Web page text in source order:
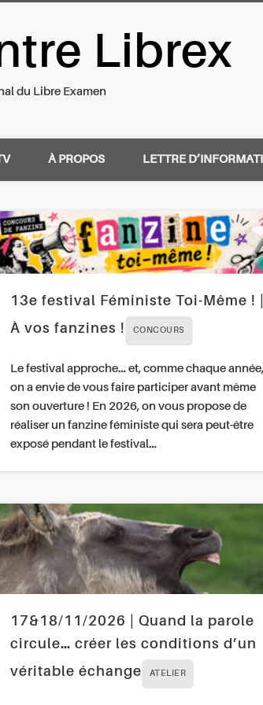
Examen
Librex
du Libre Examen
À PROPOS LETTRE
13e festival Féministe Toi-Même !
À vos fanzines !
CONCOURS
Le festival approche… et, comme chaque année,
on a envie de vous faire participer avant même
son ouverture ! En 2026, on vous propose de
réaliser un fanzine féministe qui sera peut-être
exposé pendant le festival…
17&18/11/2026 | Quand la parole
circule… créer les conditions d’un
véritable échange
ATELIER